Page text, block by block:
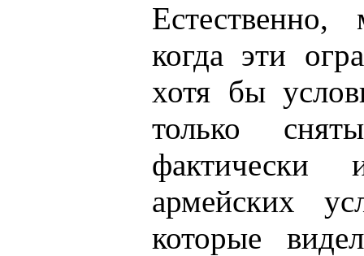
Естественно,
когда эти
хотя бы
только
армейских
которые